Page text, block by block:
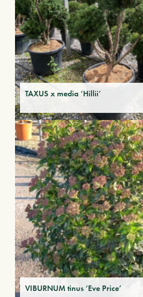
TAXUS x media ‘Hillii’
VIBURNUM tinus ‘Eve Price’